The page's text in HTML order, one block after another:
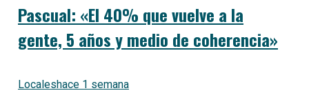
Pascual: «El 40% que vuelve a la
gente, 5 años y medio de coherencia»
Localeshace 1 semana